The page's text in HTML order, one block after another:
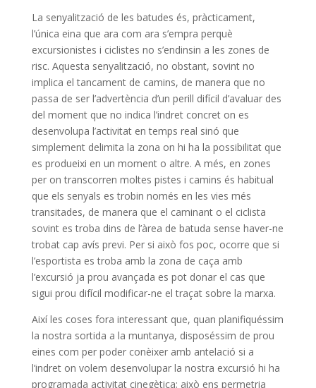
La senyalització de les batudes és, pràcticament,
l’única eina que ara com ara s’empra perquè
excursionistes i ciclistes no s’endinsin a les zones de
risc. Aquesta senyalització, no obstant, sovint no
implica el tancament de camins, de manera que no
passa de ser l’advertència d’un perill difícil d’avaluar des
del moment que no indica l’indret concret on es
desenvolupa l’activitat en temps real sinó que
simplement delimita la zona on hi ha la possibilitat que
es produeixi en un moment o altre. A més, en zones
per on transcorren moltes pistes i camins és habitual
que els senyals es trobin només en les vies més
transitades, de manera que el caminant o el ciclista
sovint es troba dins de l’àrea de batuda sense haver-ne
trobat cap avís previ. Per si això fos poc, ocorre que si
l’esportista es troba amb la zona de caça amb
l’excursió ja prou avançada es pot donar el cas que
sigui prou difícil modificar-ne el traçat sobre la marxa.
Així les coses fora interessant que, quan planifiquéssim
la nostra sortida a la muntanya, disposéssim de prou
eines com per poder conèixer amb antelació si a
l’indret on volem desenvolupar la nostra excursió hi ha
programada activitat cinegètica; això ens permetria